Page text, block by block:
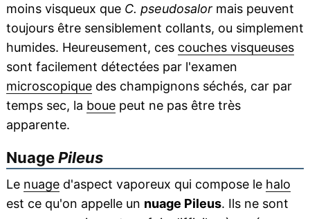
moins visqueux que C. pseudosalormais peuvent
toujours être sensiblement collants, ou simplement
humides. Heureusement, ces couches visqueuses
sont facilement détectées par l'examen
microscopiquedes champignons séchés, car par
temps sec, la bouepeut ne pas être très
apparente.
NuagePileus
Le nuaged'aspect vaporeux qui compose le halo
est ce qu'on appelle un nuage Pileus. Ils ne sont